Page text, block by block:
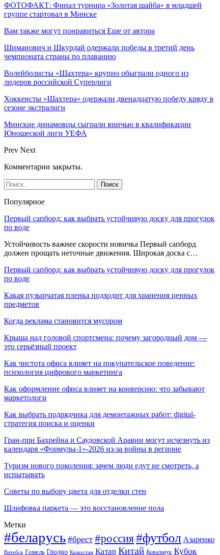
ФОТОФАКТ: Финал турнира «Золотая шайба» в младшей
группе стартовал в Минске
Вам также могут понравиться Еще от автора
Шиманович и Шкурдай одержали победы в третий день
чемпионата страны по плаванию
Волейболисты «Шахтера» крупно обыграли одного из
лидеров российской Суперлиги
Хоккеисты «Шахтера» одержали двенадцатую победу кряду в
сезоне экстралиги
Минские динамовцы сыграли вничью в квалификации
Юношеской лиги УЕФА
Prev Next
Комментарии закрыты.
Популярное
Первый сапборд: как выбрать устойчивую доску для прогулок
по воде
Устойчивость важнее скорости новичка Первый сапборд
должен прощать неточные движения. Широкая доска с…
Первый сапборд: как выбрать устойчивую доску для прогулок
по воде
Какая пузырчатая пленка подходит для хранения ценных
предметов
Когда реклама становится мусором
Крыша над головой спортсмена: почему загородный дом —
это серьёзный проект
Как чистота офиса влияет на покупательское поведение:
психология цифрового маркетинга
Как оформление офиса влияет на конверсию: что забывают
маркетологи
Как выбрать подрядчика для демонтажных работ: digital-
стратегия поиска и оценки
Гран-при Бахрейна и Саудовской Аравии могут исчезнуть из
календаря «Формулы-1»-2026 из-за войны в регионе
Туризм нового поколения: зачем люди едут не смотреть, а
испытывать
Советы по выбору цвета для отделки стен
Шлифовка паркета — это восстановление пола
Метки
#беларусь #брест #россия#футбол Азаренко
Витебск Гомель Гродно Казахстан Катар Китай Ковальчук Кубок